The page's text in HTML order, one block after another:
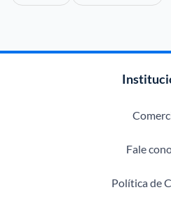
Fale
Política de